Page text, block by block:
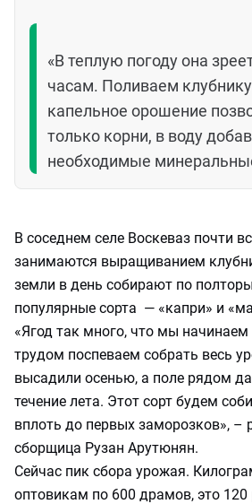
«В теплую погоду она
часам. Поливаем
капельное орошение
только корни, в воду
необходимые
В соседнем селе Воскеваз почти
занимаются выращиванием
земли в день собирают по
популярные сорта — «капри» и
«Ягод так много, что мы начинаем
трудом поспеваем собрать весь
высадили осенью, а поле рядом
течение лета. Этот сорт будем
вплоть до первых заморозков», –
сборщица Рузан Арутюнян.
Сейчас пик сбора урожая.
оптовикам по 600 драмов, это 120